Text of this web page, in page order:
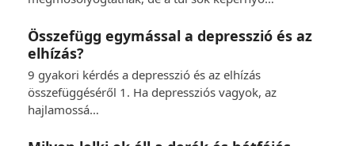
Összefügg egymással a depresszió és az
elhízás?
9 gyakori kérdés a depresszió és az elhízás
összefüggéséről 1. Ha depressziós vagyok, az
hajlamossá…